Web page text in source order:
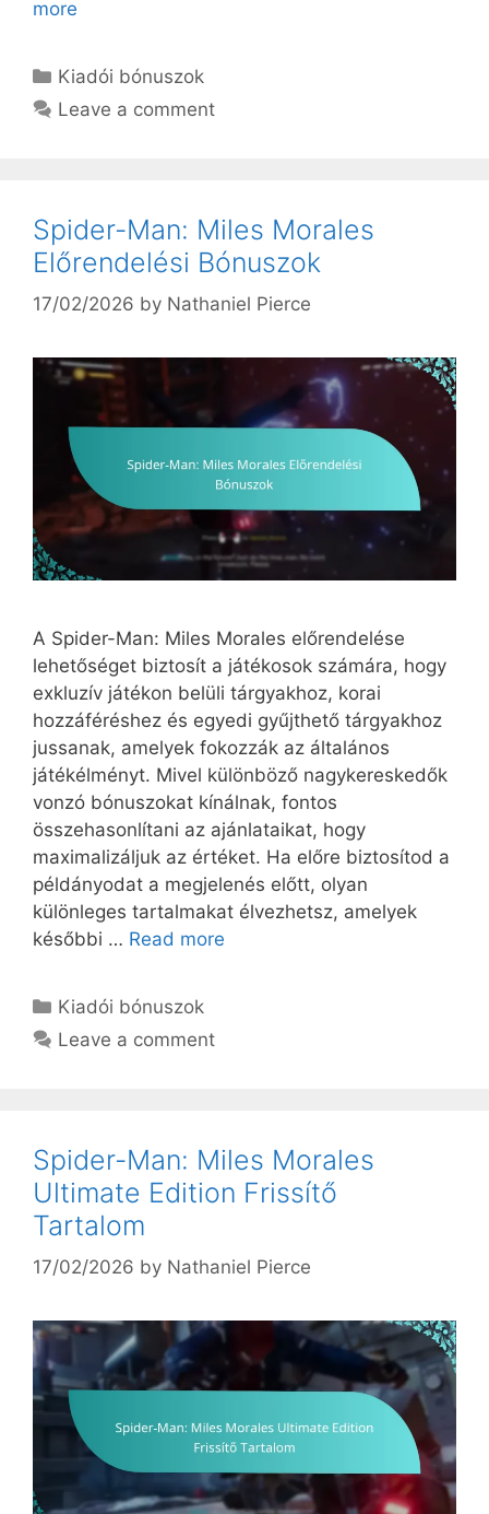
more
Categories
Kiadói bónuszok
Leave a comment
Spider-Man: Miles Morales
Előrendelési Bónuszok
17/02/2026 by Nathaniel Pierce
A Spider-Man: Miles Morales előrendelése
lehetőséget biztosít a játékosok számára, hogy
exkluzív játékon belüli tárgyakhoz, korai
hozzáféréshez és egyedi gyűjthető tárgyakhoz
jussanak, amelyek fokozzák az általános
játékélményt. Mivel különböző nagykereskedők
vonzó bónuszokat kínálnak, fontos
összehasonlítani az ajánlataikat, hogy
maximalizáljuk az értéket. Ha előre biztosítod a
példányodat a megjelenés előtt, olyan
különleges tartalmakat élvezhetsz, amelyek
későbbi … Read more
Categories
Kiadói bónuszok
Leave a comment
Spider-Man: Miles Morales
Ultimate Edition Frissítő
Tartalom
17/02/2026 by Nathaniel Pierce